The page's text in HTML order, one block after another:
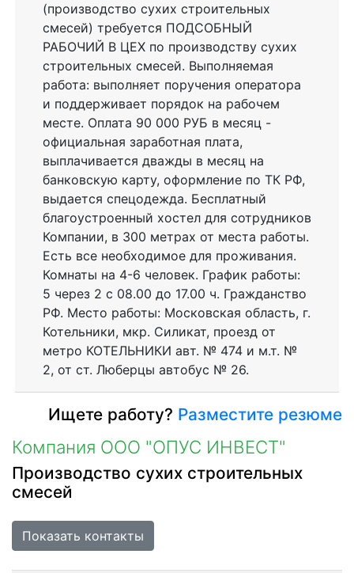
(производство сухих строительных
смесей) требуется ПОДСОБНЫЙ
РАБОЧИЙ В ЦЕХ по производству сухих
строительных смесей. Выполняемая
работа: выполняет поручения оператора
и поддерживает порядок на рабочем
месте. Оплата 90 000 РУБ в месяц -
официальная заработная плата,
выплачивается дважды в месяц на
банковскую карту, оформление по ТК РФ,
выдается спецодежда. Бесплатный
благоустроенный хостел для сотрудников
Компании, в 300 метрах от места работы.
Есть все необходимое для проживания.
Комнаты на 4-6 человек. График работы:
5 через 2 с 08.00 до 17.00 ч. Гражданство
РФ. Место работы: Московская область, г.
Котельники, мкр. Силикат, проезд от
метро КОТЕЛЬНИКИ авт. № 474 и м.т. №
2, от ст. Люберцы автобус № 26.
Ищете работу? Разместите резюме
Компания ООО "ОПУС ИНВЕСТ"
Производство сухих строительных
смесей
Показать контакты